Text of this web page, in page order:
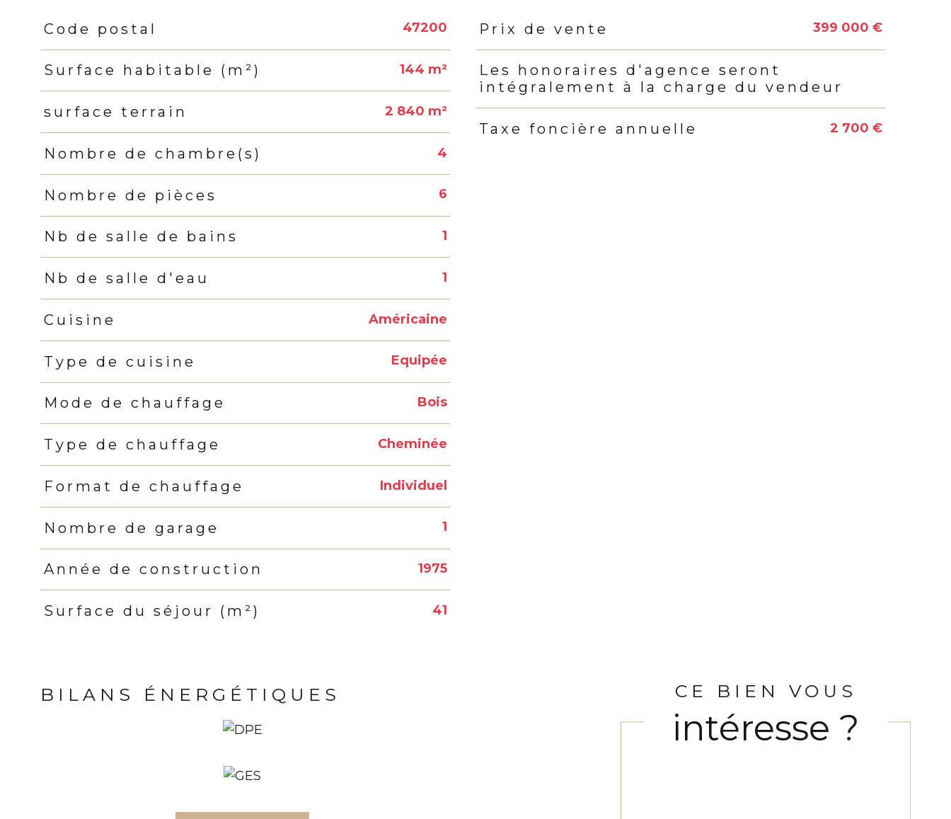
Caractéristiques
Code postal 47200
Surface habitable (m²) 144 m²
surface terrain 2 840 m²
Nombre de chambre(s) 4
Nombre de pièces 6
Nb de salle de bains 1
Nb de salle d'eau 1
Cuisine Américaine
Type de cuisine Equipée
Mode de chauffage Bois
Type de chauffage Cheminée
Format de chauffage Individuel
Nombre de garage 1
Année de construction 1975
Surface du séjour (m²) 41
Caractéristiques Valeurs
Prix de vente 399 000 €
Les honoraires d'agence seront
intégralement à la charge du vendeur
Taxe foncière annuelle 2 700 €
BILANS ÉNERGÉTIQUES CE BIEN VOUS
intéresse ?